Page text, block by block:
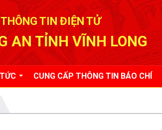
TIN ĐIỆN TỬ
AN TỈNH VĨNH LONG
CUNG CẤP THÔNG TIN BÁO CHÍ